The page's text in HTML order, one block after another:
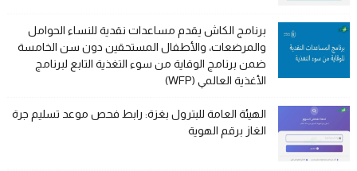
برنامج الكاش يقدم مساعدات نقدية للنساء الحوامل
والمرضعات، والأطفال المستحقين دون سن الخامسة
ضمن برنامج الوقاية من سوء التغذية التابع لبرنامج
الأغذية العالمي (WFP)
الهيئة العامة للبترول بغزة: رابط فحص موعد تسليم جرة
الغاز برقم الهوية